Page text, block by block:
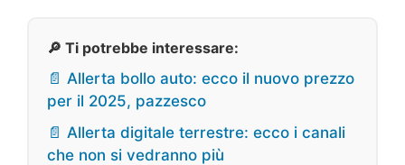
🔎 Ti potrebbe interessare:
📄 Allerta bollo auto: ecco il nuovo prezzo
per il 2025, pazzesco
📄 Allerta digitale terrestre: ecco i canali
che non si vedranno più